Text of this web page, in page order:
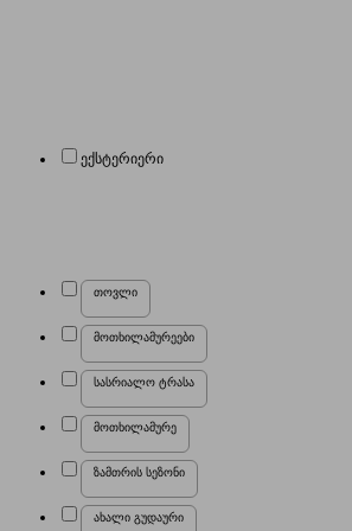
ექსტერიერი
თოვლი
მოთხილამურეები
სასრიალო ტრასა
მოთხილამურე
ზამთრის სეზონი
ახალი გუდაური